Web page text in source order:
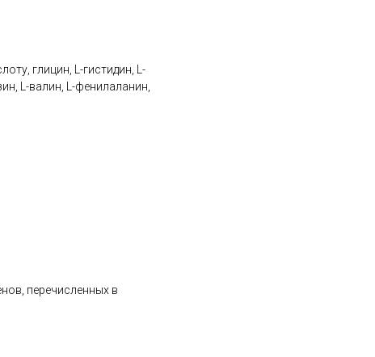
глицин, L-гистидин, L-
L-валин, L-фенилаланин,
перечисленных в